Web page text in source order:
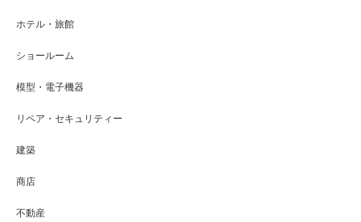
ホテル・旅館
ショールーム
模型・電子機器
リペア・セキュリティー
建築
商店
不動産